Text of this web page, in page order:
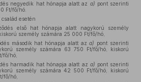
negyedik hat hónapja alatt az a) pont szerinti
Ft/fő/hó.
esetén
első hat hónapja alatt nagykorú személy
személy számára 25 000 Ft/fő/hó,
második hat hónapja alatt aza) pont szerinti
személy számára 63 750 Ft/fő/hó, kiskorú
fő/hó,
harmadik hat hónapja alatt az a) pont szerinti
személy számára 42 500 Ft/fő/hó, kiskorú
fő/hó,